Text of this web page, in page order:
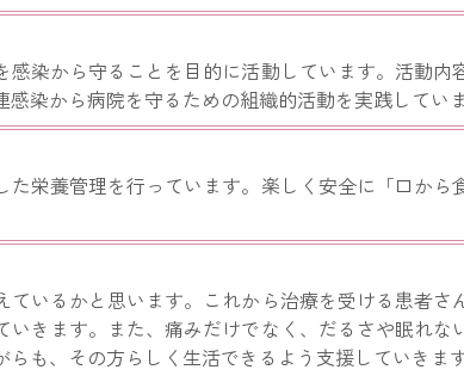
染から守ることを目的に活動しています。活動内
染から病院を守るための組織的活動を実践していま
栄養管理を行っています。楽しく安全に「口から
いるかと思います。これから治療を受ける患者さ
きます。また、痛みだけでなく、だるさや眠れな
も、その方らしく生活できるよう支援していきます